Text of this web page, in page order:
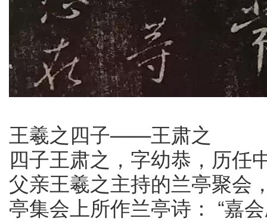
王羲之四子——王肃之
四子王肃之，字幼恭，历任
父亲王羲之主持的兰亭聚会
亭集会上所作兰亭诗： “嘉